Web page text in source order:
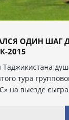
ОДИН ШАГ
2015
тура
на выезде